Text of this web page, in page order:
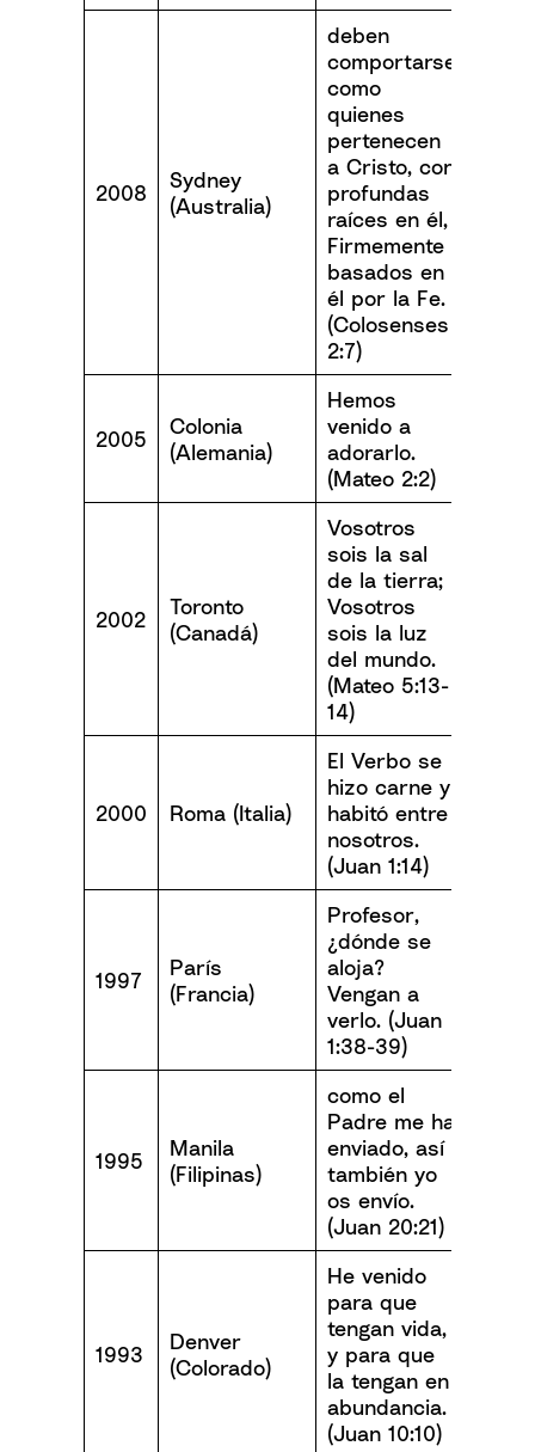
2008
Sydney
(Australia)
deben
comportarse
como
quienes
pertenecen
a Cristo, con
profundas
raíces en él,
Firmemente
basados en
él por la Fe.
(Colosenses
2:7)
2005
Colonia
(Alemania)
Hemos
venido a
adorarlo.
(Mateo 2:2)
2002
Toronto
(Canadá)
Vosotros
sois la sal
de la tierra;
Vosotros
sois la luz
del mundo.
(Mateo 5:13-
14)
2000 Roma (Italia)
El Verbo se
hizo carne y
habitó entre
nosotros.
(Juan 1:14)
1997
París
(Francia)
Profesor,
¿dónde se
aloja?
Vengan a
verlo. (Juan
1:38-39)
1995
Manila
(Filipinas)
como el
Padre me ha
enviado, así
también yo
os envío.
(Juan 20:21)
1993
Denver
(Colorado)
He venido
para que
tengan vida,
y para que
la tengan en
abundancia.
(Juan 10:10)